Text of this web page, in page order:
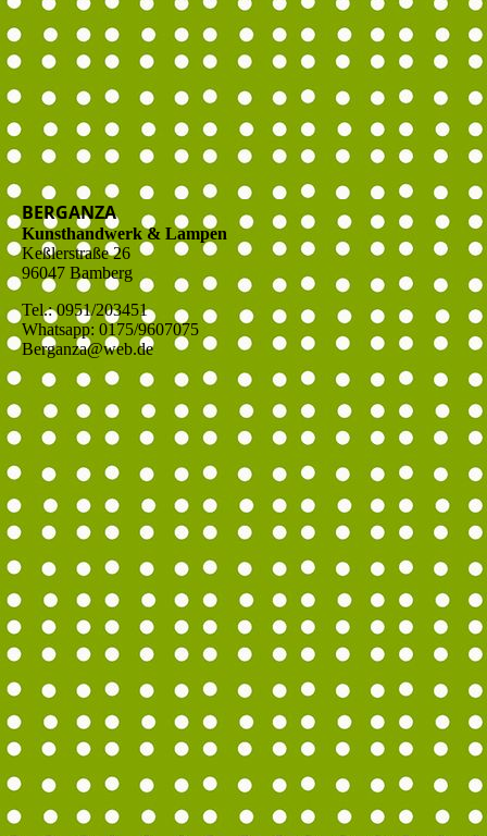
BERGANZA
Kunsthandwerk & Lampen
Keßlerstraße 26
96047 Bamberg
Tel.: 0951/203451
Whatsapp: 0175/9607075
Berganza@web.de